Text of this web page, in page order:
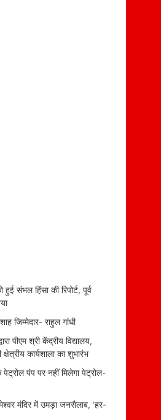
संभल हिंसा की रिपोर्ट, पूर्व
जिम्मेदार- राहुल गांधी
पीएम श्री केंद्रीय विद्यालय,
कार्यशाला का शुभारंभ
पेट्रोल पंप पर नहीं मिलेगा पेट्रोल-
मंदिर में उमड़ा जनसैलाब, ‘हर-